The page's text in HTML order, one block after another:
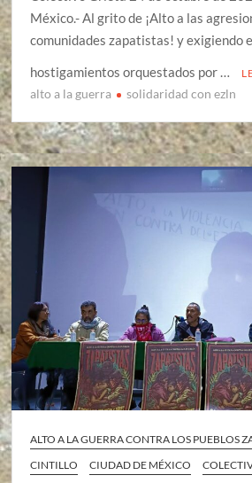
México.- Al grito de ¡Alto a las
comunidades zapatistas! y exigiendo
hostigamientos orquestados por …
alto a la guerra solidaridad con ezln
ALTO A LA GUERRA CONTRA LOS PUEBLOS
CINTILLO
CIUDAD DE MÉXICO